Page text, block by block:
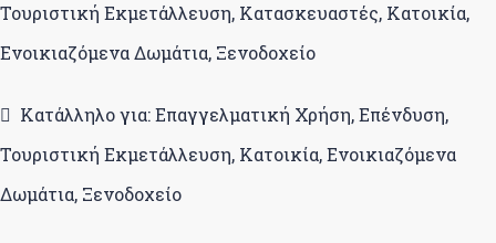
Τουριστική Εκμετάλλευση, Κατασκευαστές, Κατοικία,
Ενοικιαζόμενα Δωμάτια, Ξενοδοχείο
Κατάλληλο για: Επαγγελματική Χρήση, Επένδυση,
Τουριστική Εκμετάλλευση, Κατοικία, Ενοικιαζόμενα
Δωμάτια, Ξενοδοχείο